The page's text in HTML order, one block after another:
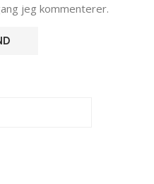
jeg kommenterer.